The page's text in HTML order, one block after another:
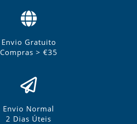
Envio Gratuito
Compras > €35
Envio Normal
2 Dias Úteis